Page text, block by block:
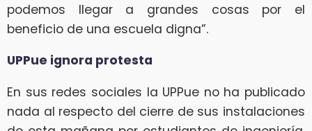
podemos llegar a grandes cosas por el
beneficio de una escuela digna”.
UPPue ignora protesta
En sus redes sociales la UPPue no ha publicado
nada al respecto del cierre de sus instalaciones